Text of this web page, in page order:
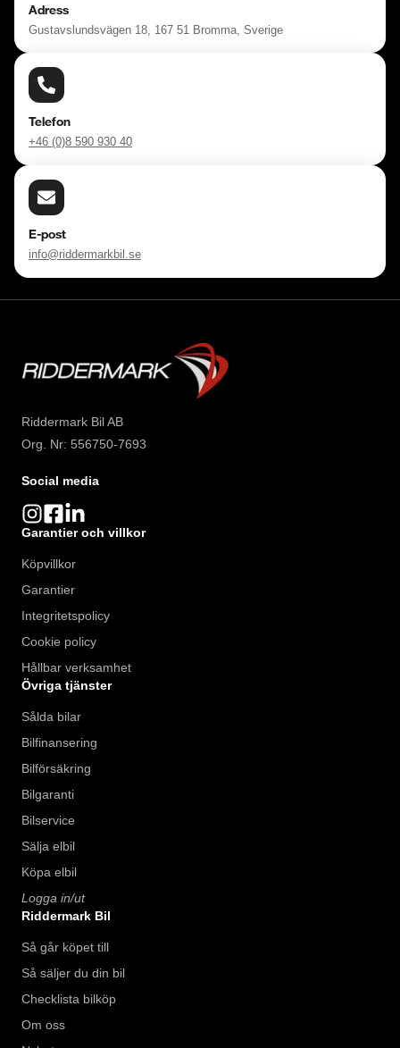
Adress
Gustavslundsvägen 18, 167 51 Bromma, Sverige
Telefon
+46 (0)8 590 930 40
E-post
info@riddermarkbil.se
Riddermark Bil AB
Org. Nr: 556750-7693
Social media
Garantier och villkor
Köpvillkor
Garantier
Integritetspolicy
Cookie policy
Hållbar verksamhet
Övriga tjänster
Sålda bilar
Bilfinansering
Bilförsäkring
Bilgaranti
Bilservice
Sälja elbil
Köpa elbil
Logga in/ut
Riddermark Bil
Så går köpet till
Så säljer du din bil
Checklista bilköp
Om oss